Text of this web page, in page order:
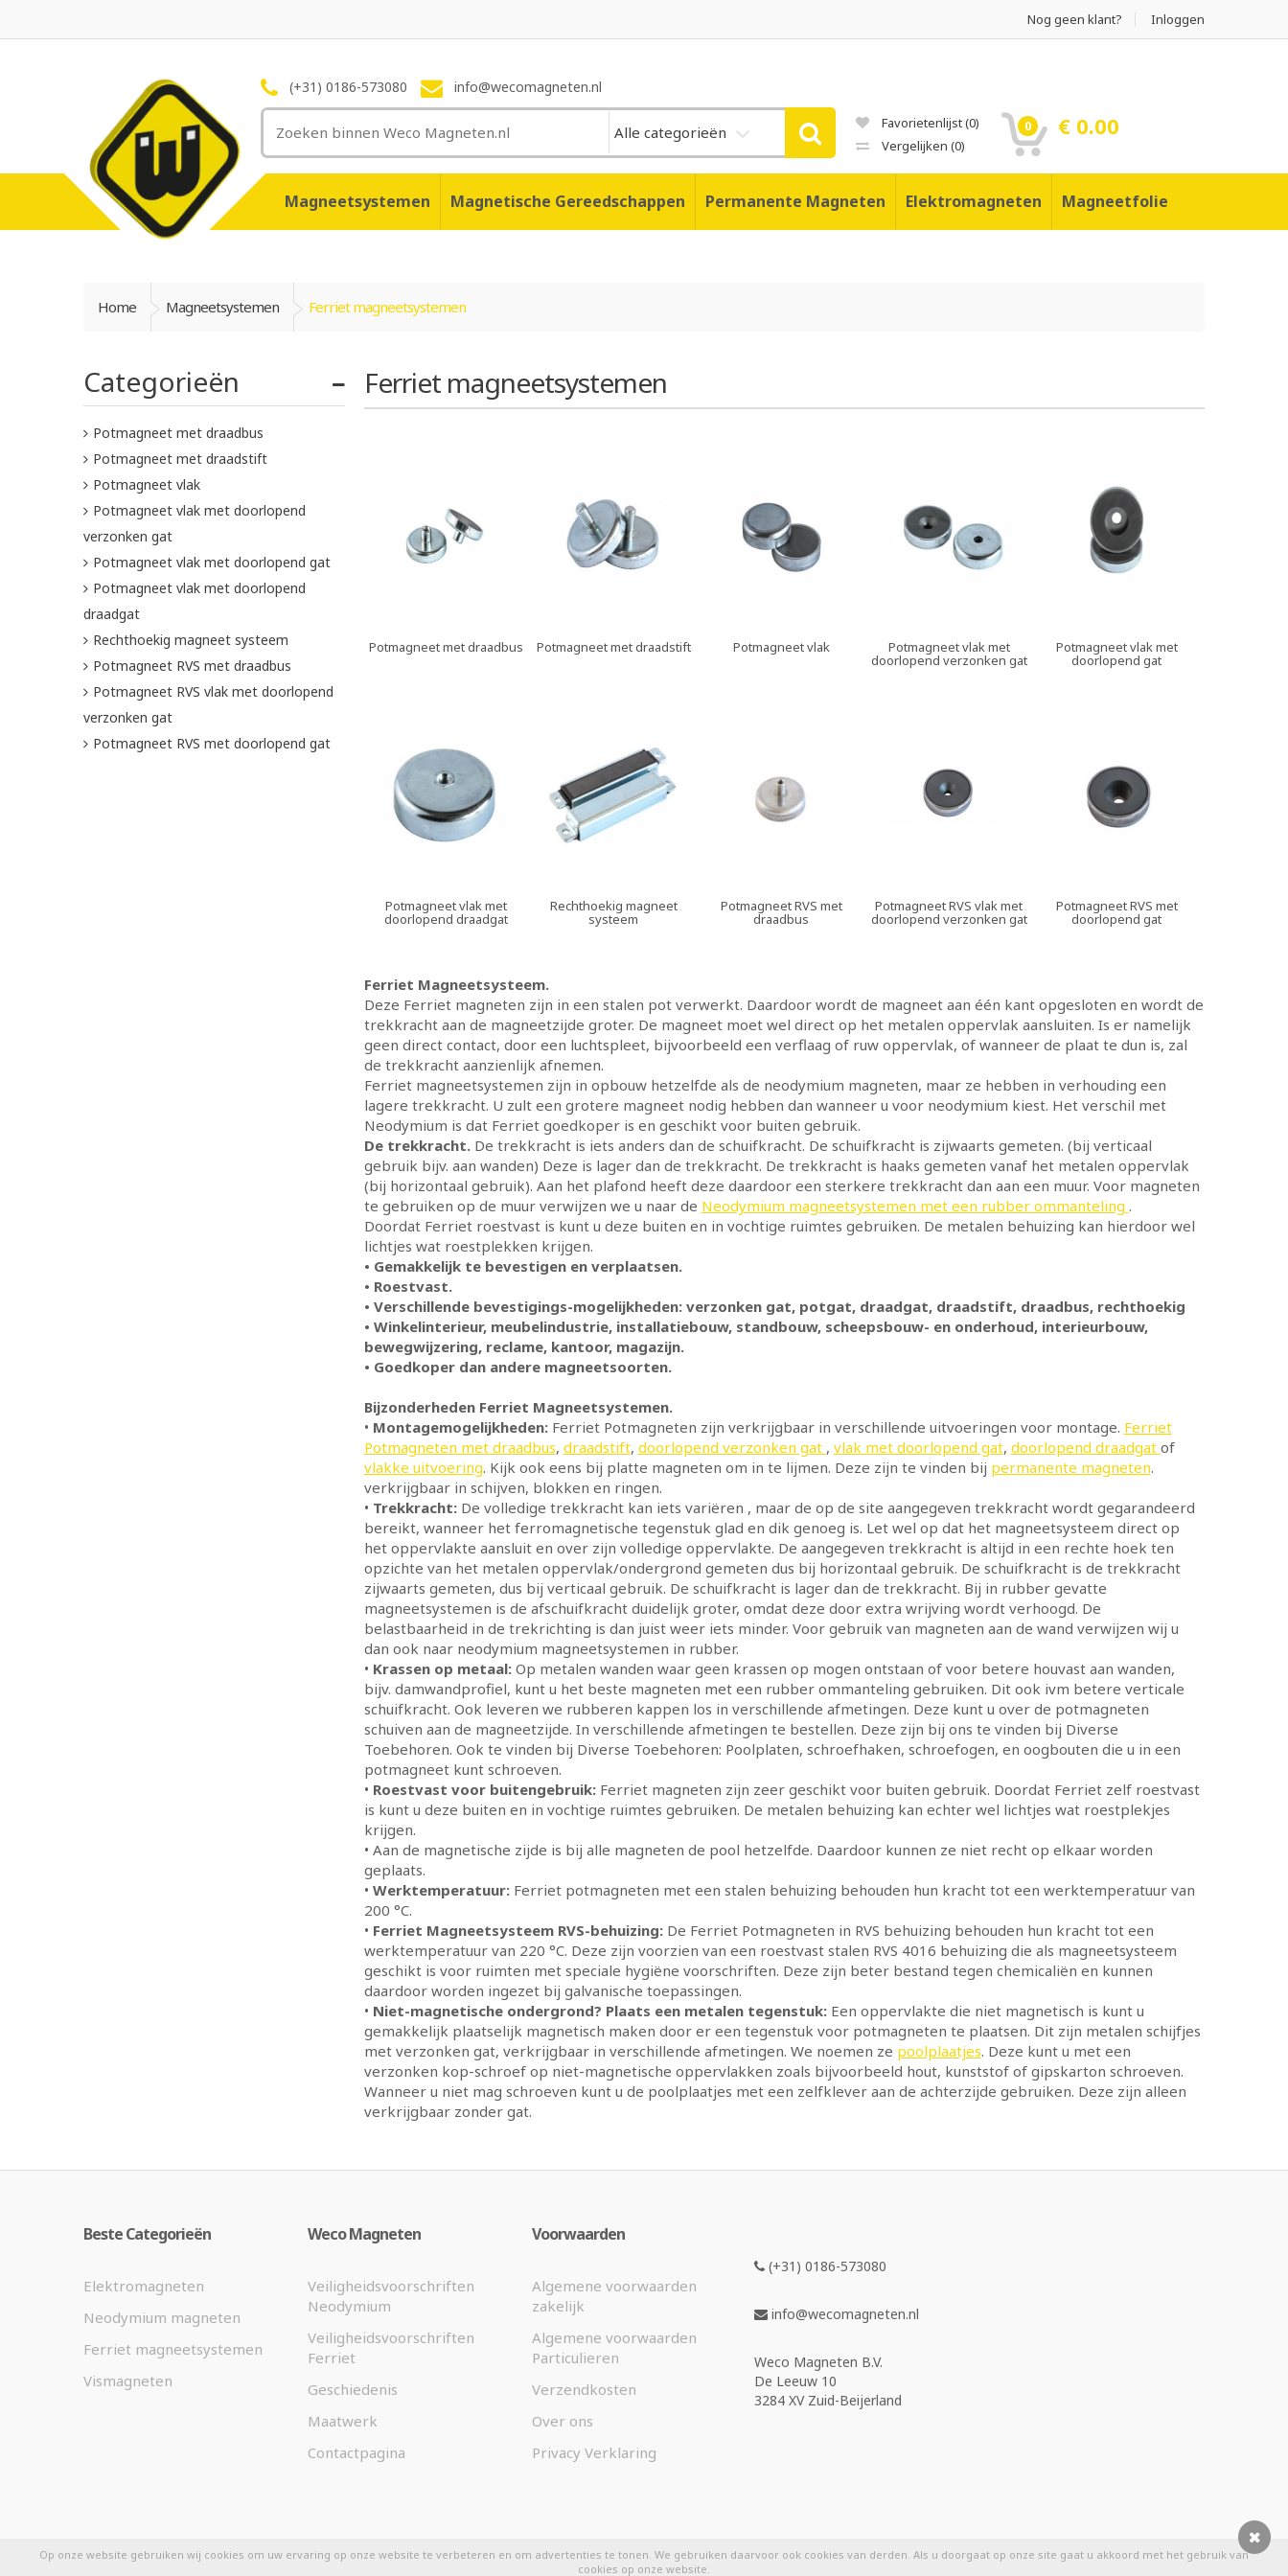
Nog geen klant? Inloggen
(+31) 0186-573080 info@wecomagneten.nl
Alle categorieën Favorietenlijst(0)
Vergelijken (0)
0 € 0.00
Magneetsystemen Magnetische Gereedschappen Permanente Magneten Elektromagneten Magneetfolie
Home Magneetsystemen Ferriet magneetsystemen
Categorieën
Potmagneet met draadbus
Potmagneet met draadstift
Potmagneet vlak
Potmagneet vlak met doorlopend
verzonken gat
Potmagneet vlak met doorlopend gat
Potmagneet vlak met doorlopend
draadgat
Rechthoekig magneet systeem
Potmagneet RVS met draadbus
Potmagneet RVS vlak met doorlopend
verzonken gat
Potmagneet RVS met doorlopend gat
Ferriet magneetsystemen
Potmagneet met draadbus Potmagneet met draadstift Potmagneet vlak Potmagneet vlak met
doorlopend verzonken gat
Potmagneet vlak met
doorlopend gat
Potmagneet vlak met
doorlopend draadgat
Rechthoekig magneet
systeem
Potmagneet RVS met
draadbus
Potmagneet RVS vlak met
doorlopend verzonken gat
Potmagneet RVS met
doorlopend gat
Ferriet Magneetsysteem.
Deze Ferriet magneten zijn in een stalen pot verwerkt. Daardoor wordt de magneet aan één kant opgesloten en wordt de
trekkracht aan de magneetzijde groter. De magneet moet wel direct op het metalen oppervlak aansluiten. Is er namelijk
geen direct contact, door een luchtspleet, bijvoorbeeld een verflaag of ruw oppervlak, of wanneer de plaat te dun is, zal
de trekkracht aanzienlijk afnemen.
Ferriet magneetsystemen zijn in opbouw hetzelfde als de neodymium magneten, maar ze hebben in verhouding een
lagere trekkracht. U zult een grotere magneet nodig hebben dan wanneer u voor neodymium kiest. Het verschil met
Neodymium is dat Ferriet goedkoper is en geschikt voor buiten gebruik.
De trekkracht.De trekkracht is iets anders dan de schuifkracht. De schuifkracht is zijwaarts gemeten. (bij verticaal
gebruik bijv. aan wanden) Deze is lager dan de trekkracht. De trekkracht is haaks gemeten vanaf het metalen oppervlak
(bij horizontaal gebruik). Aan het plafond heeft deze daardoor een sterkere trekkracht dan aan een muur. Voor magneten
te gebruiken op de muur verwijzen we u naar de Neodymium magneetsystemen met een rubber ommanteling .
Doordat Ferriet roestvast is kunt u deze buiten en in vochtige ruimtes gebruiken. De metalen behuizing kan hierdoor wel
lichtjes wat roestplekken krijgen.
• Gemakkelijk te bevestigen en verplaatsen.
• Roestvast.
• Verschillende bevestigings-mogelijkheden: verzonken gat, potgat, draadgat, draadstift, draadbus, rechthoekig
• Winkelinterieur, meubelindustrie, installatiebouw, standbouw, scheepsbouw- en onderhoud, interieurbouw,
bewegwijzering, reclame, kantoor, magazijn.
• Goedkoper dan andere magneetsoorten.
Bijzonderheden Ferriet Magneetsystemen.
• Montagemogelijkheden:Ferriet Potmagneten zijn verkrijgbaar in verschillende uitvoeringen voor montage. Ferriet
Potmagneten met draadbus, draadstift, doorlopend verzonken gat , vlak met doorlopend gat, doorlopend draadgat of
vlakke uitvoering. Kijk ook eens bij platte magneten om in te lijmen. Deze zijn te vinden bij permanente magneten.
verkrijgbaar in schijven, blokken en ringen.
• Trekkracht:De volledige trekkracht kan iets variëren , maar de op de site aangegeven trekkracht wordt gegarandeerd
bereikt, wanneer het ferromagnetische tegenstuk glad en dik genoeg is. Let wel op dat het magneetsysteem direct op
het oppervlakte aansluit en over zijn volledige oppervlakte. De aangegeven trekkracht is altijd in een rechte hoek ten
opzichte van het metalen oppervlak/ondergrond gemeten dus bij horizontaal gebruik. De schuifkracht is de trekkracht
zijwaarts gemeten, dus bij verticaal gebruik. De schuifkracht is lager dan de trekkracht. Bij in rubber gevatte
magneetsystemen is de afschuifkracht duidelijk groter, omdat deze door extra wrijving wordt verhoogd. De
belastbaarheid in de trekrichting is dan juist weer iets minder. Voor gebruik van magneten aan de wand verwijzen wij u
dan ook naar neodymium magneetsystemen in rubber.
• Krassen op metaal:Op metalen wanden waar geen krassen op mogen ontstaan of voor betere houvast aan wanden,
bijv. damwandprofiel, kunt u het beste magneten met een rubber ommanteling gebruiken. Dit ook ivm betere verticale
schuifkracht. Ook leveren we rubberen kappen los in verschillende afmetingen. Deze kunt u over de potmagneten
schuiven aan de magneetzijde. In verschillende afmetingen te bestellen. Deze zijn bij ons te vinden bij Diverse
Toebehoren. Ook te vinden bij Diverse Toebehoren: Poolplaten, schroefhaken, schroefogen, en oogbouten die u in een
potmagneet kunt schroeven.
• Roestvast voor buitengebruik:Ferriet magneten zijn zeer geschikt voor buiten gebruik. Doordat Ferriet zelf roestvast
is kunt u deze buiten en in vochtige ruimtes gebruiken. De metalen behuizing kan echter wel lichtjes wat roestplekjes
krijgen.
• Aan de magnetische zijde is bij alle magneten de pool hetzelfde. Daardoor kunnen ze niet recht op elkaar worden
geplaats.
• Werktemperatuur:Ferriet potmagneten met een stalen behuizing behouden hun kracht tot een werktemperatuur van
200 °C.
• Ferriet Magneetsysteem RVS-behuizing:De Ferriet Potmagneten in RVS behuizing behouden hun kracht tot een
werktemperatuur van 220 °C. Deze zijn voorzien van een roestvast stalen RVS 4016 behuizing die als magneetsysteem
geschikt is voor ruimten met speciale hygiëne voorschriften. Deze zijn beter bestand tegen chemicaliën en kunnen
daardoor worden ingezet bij galvanische toepassingen.
• Niet-magnetische ondergrond? Plaats een metalen tegenstuk:Een oppervlakte die niet magnetisch is kunt u
gemakkelijk plaatselijk magnetisch maken door er een tegenstuk voor potmagneten te plaatsen. Dit zijn metalen schijfjes
met verzonken gat, verkrijgbaar in verschillende afmetingen. We noemen ze poolplaatjes. Deze kunt u met een
verzonken kop-schroef op niet-magnetische oppervlakken zoals bijvoorbeeld hout, kunststof of gipskarton schroeven.
Wanneer u niet mag schroeven kunt u de poolplaatjes met een zelfklever aan de achterzijde gebruiken. Deze zijn alleen
verkrijgbaar zonder gat.
(+31) 0186-573080
info@wecomagneten.nl
Weco Magneten B.V.
De Leeuw 10
3284 XV Zuid-Beijerland
Beste Categorieën
Elektromagneten
Neodymium magneten
Ferriet magneetsystemen
Vismagneten
Weco Magneten
Veiligheidsvoorschriften
Neodymium
Veiligheidsvoorschriften
Ferriet
Geschiedenis
Maatwerk
Contactpagina
Voorwaarden
Algemene voorwaarden
zakelijk
Algemene voorwaarden
Particulieren
Verzendkosten
Over ons
Privacy Verklaring
Op onze website gebruiken wij cookies om uw ervaring op onze website te verbeteren en om advertenties te tonen. We gebruiken daarvoor ook cookies van derden. Als u doorgaat op onze site gaat u akkoord met het gebruik van
cookies op onze website.